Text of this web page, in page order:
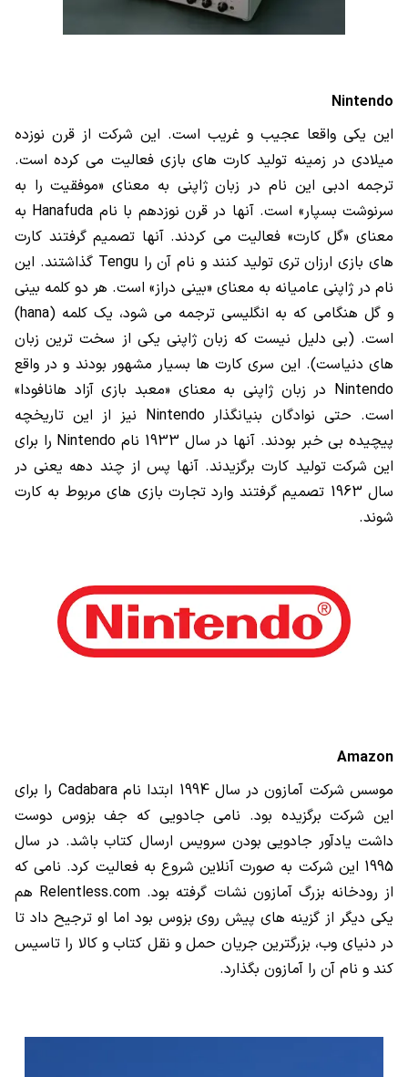
Nintendo
این یکی واقعا عجیب و غریب است. این شرکت از قرن نوزده
میلادی در زمینه تولید کارت های بازی فعالیت می کرده است.
ترجمه ادبی این نام در زبان ژاپنی به معنای «موفقیت را به
سرنوشت بسپار» است. آنها در قرن نوزدهم با نام Hanafuda به
معنای «گل کارت» فعالیت می کردند. آنها تصمیم گرفتند کارت
های بازی ارزان تری تولید کنند و نام آن راTengu گذاشتند. این
نام در ژاپنی عامیانه به معنای «بینی دراز» است. هر دو کلمه بینی
و گل هنگامی که به انگلیسی ترجمه می شود، یک کلمه (hana
)
است. (بی دلیل نیست که زبان ژاپنی یکی از سخت ترین زبان
های دنیاست). این سری کارت ها بسیار مشهور بودند و در واقع
Nintendo در زبان ژاپنی به معنای «معبد بازی آزاد هانافودا»
است. حتی نوادگان بنیانگذارNintendo نیز از این تاریخچه
پیچیده بی خبر بودند. آنها در سال 1933 نام
Nintendo را برای
این شرکت تولید کارت برگزیدند. آنها پس از چند دهه یعنی در
سال 1963 تصمیم گرفتند وارد تجارت بازی های مربوط به کارت
شوند.
Amazon
موسس شرکت آمازون در سال 1994 ابتدا نام
Cadabara را برای
این شرکت برگزیده بود. نامی جادویی که جف بزوس دوست
داشت یادآور جادویی بودن سرویس ارسال کتاب باشد. در سال
1995 این شرکت به صورت آنلاین شروع به فعالیت کرد. نامی که
از رودخانه بزرگ آمازون نشات گرفته بود. Relentless.com هم
یکی دیگر از گزینه های پیش روی بزوس بود اما او ترجیح داد تا
در دنیای وب، بزرگترین جریان حمل و نقل کتاب و کالا را تاسیس
کند و نام آن را آمازون بگذارد.